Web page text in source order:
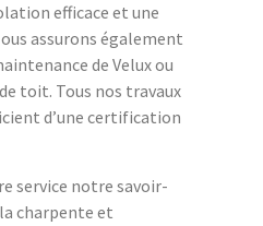
efficace et une
assurons également
de Velux ou
toit. Tous nos travaux
d’une certification
service notre savoir-
charpente et